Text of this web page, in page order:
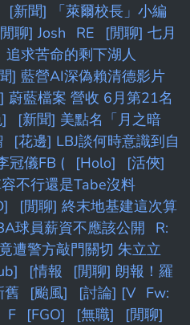
[新聞] 「萊爾校長」小編
聊] Josh RE
[閒聊] 七月
追求苦命的剩下湖人
] 藍營AI深偽賴清德影片
蔚藍檔案 營收 6月第21名
[新聞] 美點名「月之暗
[花邊] LBJ談何時意識到自
冠儀FB ( [Holo]
[活俠]
不行還是Tabe沒料
[閒聊] 終末地基建這次算
球員薪資不應該公開
R:
遭警方敲門關切 朱立立
[情報
[閒聊] 朗報！羅
舊 [颱風] [討論] [V Fw:
F [FGO] [無職]
[閒聊]